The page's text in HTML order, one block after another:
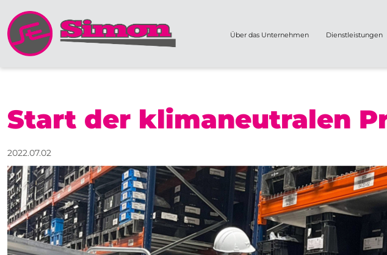
Über das Unternehmen Dienstleistungen
Start der klimaneutralen
2022.07.02